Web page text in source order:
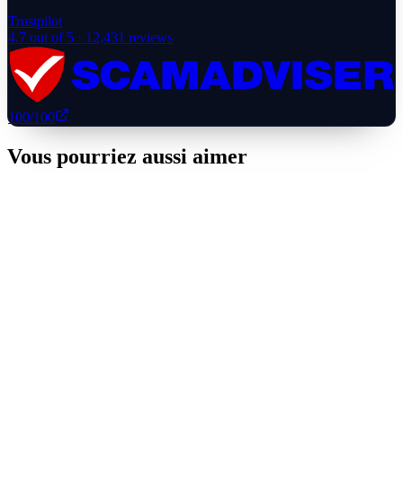
Trustpilot
4.7 out of 5 · 12,431 reviews
100/100
Vous pourriez aussi aimer